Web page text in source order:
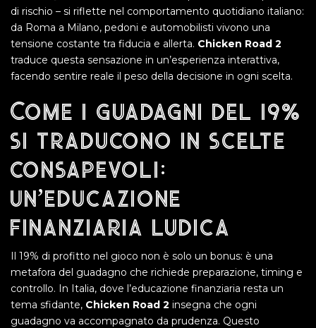
di rischio – si riflette nel comportamento quotidiano italiano:
da Roma a Milano, pedoni e automobilisti vivono una
tensione costante tra fiducia e allerta. Chicken Road 2
traduce questa sensazione in un’esperienza interattiva,
facendo sentire reale il peso della decisione in ogni scelta.
Come i guadagni del 19%
si traducono in scelte
consapevoli:
un’educazione
finanziaria ludica
Il 19% di profitto nel gioco non è solo un bonus: è una
metafora del guadagno che richiede preparazione, timing e
controllo. In Italia, dove l’educazione finanziaria resta un
tema sfidante, Chicken Road 2 insegna che ogni
guadagno va accompagnato da prudenza. Questo